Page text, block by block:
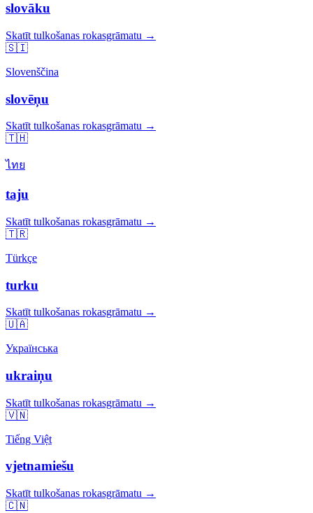
slovāku
Skatīt tulkošanas rokasgrāmatu →
🇸🇮
Slovenščina
slovēņu
Skatīt tulkošanas rokasgrāmatu →
🇹🇭
ไทย
taju
Skatīt tulkošanas rokasgrāmatu →
🇹🇷
Türkçe
turku
Skatīt tulkošanas rokasgrāmatu →
🇺🇦
Українська
ukraiņu
Skatīt tulkošanas rokasgrāmatu →
🇻🇳
Tiếng Việt
vjetnamiešu
Skatīt tulkošanas rokasgrāmatu →
🇨🇳